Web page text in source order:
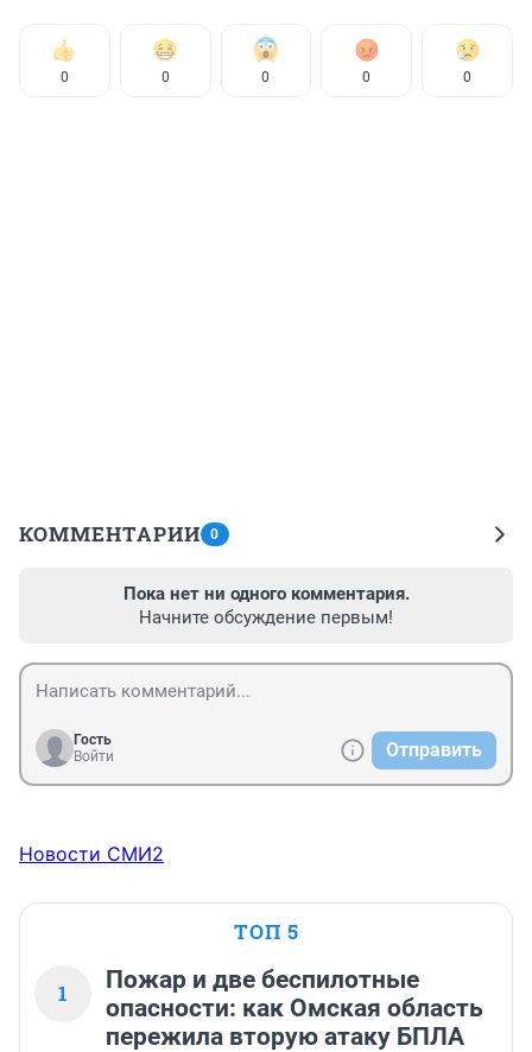
0 0 0 0 0
КОММЕНТАРИИ 0
Пока нет ни одного комментария.
Начните обсуждение первым!
Гость
Войти
Отправить
Новости СМИ2
ТОП 5
1
Пожар и две беспилотные
опасности: как Омская область
пережила вторую атаку БПЛА